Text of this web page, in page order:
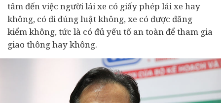
tâm đến việc người lái xe có giấy phép lái xe hay
không, có đi đúng luật không, xe có được đăng
kiểm không, tức là có đủ yếu tố an toàn để tham gia
giao thông hay không.